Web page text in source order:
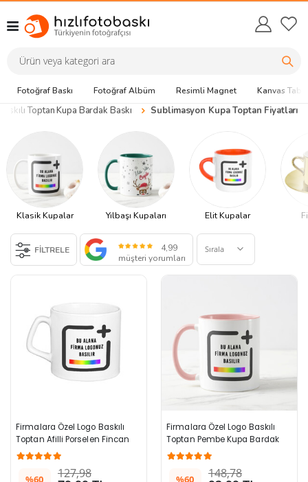
Fotoğraf Baskı Fotoğraf Albüm Resimli Magnet Kanvas
Toptan Kupa Bardak Baskı Sublimasyon Kupa Toptan Fiyatları
Klasik Kupalar Yılbaşı Kupaları Elit Kupalar
FİLTRELE
4,99
müşteri yorumları
Firmalara Özel Logo Baskılı
Toptan Afilli Porselen Fincan
Beyaz
%60 127,98
Firmalara Özel Logo Baskılı
Toptan Pembe Kupa Bardak
%60 148,78